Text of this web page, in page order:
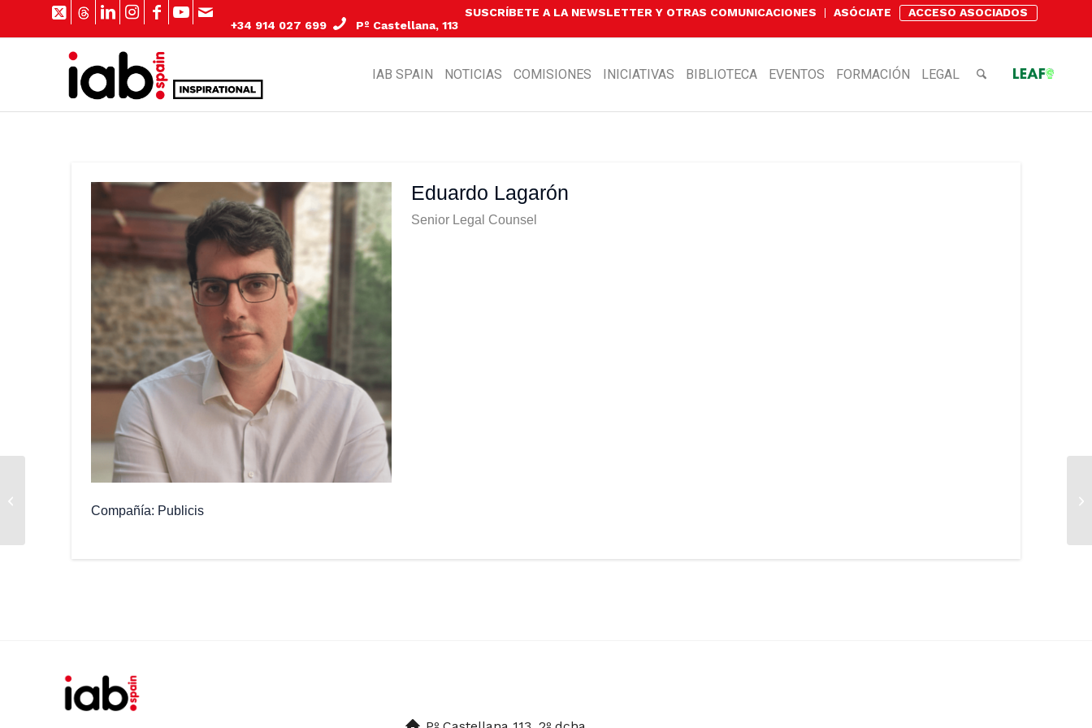
SUSCRÍBETE A LA NEWSLETTER Y OTRAS COMUNICACIONES ASÓCIATE
ACCESO ASOCIADOS
+34 914 027 699
Pº Castellana, 113
IAB SPAIN NOTICIAS COMISIONES INICIATIVAS BIBLIOTECA EVENTOS FORMACIÓN LEGAL
Compañía Publicis
Eduardo Lagarón
Senior Legal Counsel